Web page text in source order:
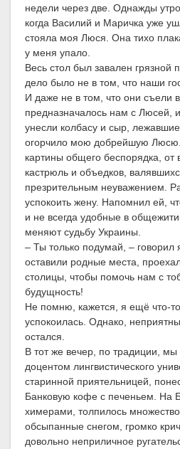
недели через две. Однажды
когда Василий и Маричка уже
стояла моя Люся. Она тихо
у меня упало.
Весь стол был завален грязной
дело было не в том, что наши
И даже не в том, что они съели
предназначалось нам с Люсей,
унесли колбасу и сыр,
огорчило мою добрейшую
картины общего беспорядка, от
кастрюль и объедков,
презрительным неуважением.
успокоить жену. Напомнил ей,
и не всегда удобные в
меняют судьбу Украины.
– Ты только подумай, – говорил
оставили родные места,
столицы, чтобы помочь нам с
будущность!
Не помню, кажется, я ещё что-
успокоилась. Однако,
остался.
В тот же вечер, по традиции,
доцентом лингвистического
старинной приятельницей,
Банковую кофе с печеньем. На
химерами, толпилось
обсыпанные снегом, громко
довольно неприличное